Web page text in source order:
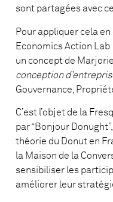
sont partagées avec
Pour appliquer cela
Economics Action Lab
un concept de
conception
Gouvernance,
C’est l’objet de la
par “Bonjour
théorie du Donut en
la Maison de la
sensibiliser les
améliorer leur